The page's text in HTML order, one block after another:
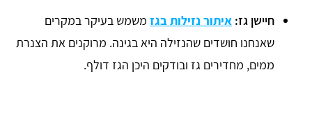
חיישן גז: איתור נזילות בגז משמש בעיקר במקרים
שאנחנו חושדים שהנזילה היא בגינה. מרוקנים את הצנרת
ממים, מחדירים גז ובודקים היכן הגז דולף.